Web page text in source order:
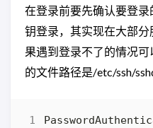
在登录前要先确认要登
钥登录，其实现在大部
果遇到登录不了的情况
的文件路径是/etc/ssh/